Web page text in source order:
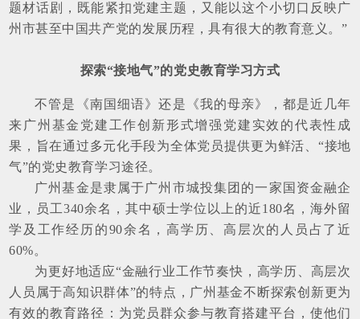
题材话剧，既能紧扣党建主题，又能以这个小切口反映广
州市甚至中国共产党的发展历程，具有很大的教育意义。”
探索“接地气”的党史教育学习方式
不管是《南国细语》还是《我的母亲》，都是近几年
来广州基金党建工作创新形式增强党建实效的代表性成
果，旨在通过多元化手段为全体党员提供更为鲜活、“接地
气”的党史教育学习途径。
广州基金是隶属于广州市城投集团的一家国资金融企
业，员工340余名，其中硕士学位以上的近180名，海外留
学及工作经历的90余名，高学历、高层次的人员占了近
60%。
为更好地适应“金融行业工作节奏快，高学历、高层次
人员属于高知识群体”的特点，广州基金不断探索创新更为
有效的教育路径：为党员群众参与教育搭建平台，使他们